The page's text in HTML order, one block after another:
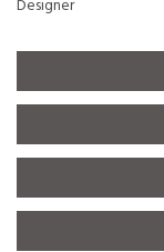
Designer